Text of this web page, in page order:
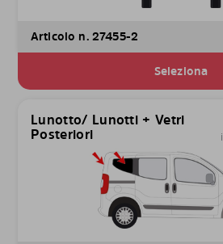
Articolo n. 27455-2
Seleziona
Lunotto/ Lunotti + Vetri
Posteriori